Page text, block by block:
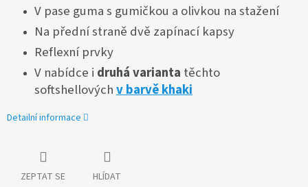
V pase guma s gumičkou a olivkou na stažení
Na přední straně dvě zapínací kapsy
Reflexní prvky
V nabídce i druhá varianta těchto
softshellovýchv barvě khaki
Detailní informace
ZEPTAT SE HLÍDAT